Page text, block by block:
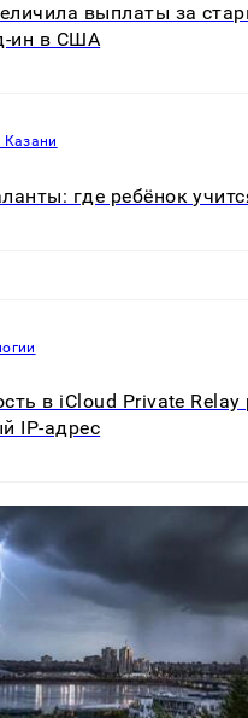
выплаты за
ин в США
Казани
где ребёнок
в iCloud Private Relay
IP-адрес